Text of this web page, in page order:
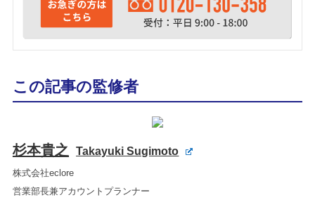
この記事の監修者
杉本貴之 Takayuki Sugimoto
株式会社eclore
営業部長兼アカウントプランナー